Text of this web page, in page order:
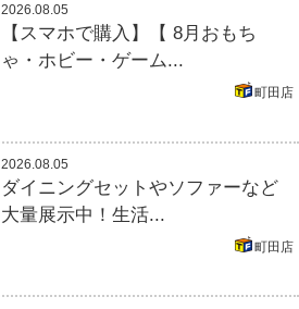
2026.08.05
【スマホで購入】【 8月おもち
ゃ・ホビー・ゲーム...
町田店
2026.08.05
ダイニングセットやソファーなど
大量展示中！生活...
町田店